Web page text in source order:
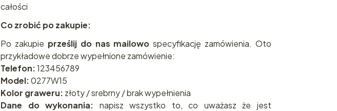
całości
Co zrobić po zakupie:
Po zakupie prześlij do nas mailowo specyfikację zamówienia. Oto
przykładowe dobrze wypełnione zamówienie:
Telefon:123456789
Model:0277W15
Kolor graweru: złoty / srebrny / brak wypełnienia
Dane do wykonania: napisz wszystko to, co uważasz że jest